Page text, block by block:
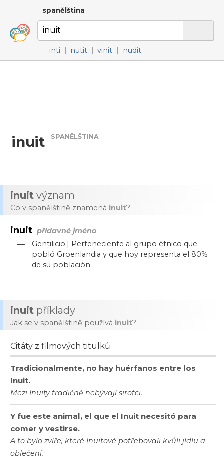
spanělština
inti | nutit | vinit | nudit
inuit SPANĚLŠTINA
inuit význam
Co v spanělštině znamená inuit?
inuit přídavné jméno
—
Gentilicio.| Perteneciente al grupo étnico que
pobló Groenlandia y que hoy representa el 80%
de su población.
inuit příklady
Jak se v spanělštině používá inuit?
Citáty z filmových titulků
Tradicionalmente, no hay huérfanos entre los
Inuit.
Mezi Inuity tradičně nebývají sirotci.
Y fue este animal, el que el Inuit necesitó para
comer y vestirse.
A to bylo zvíře, které Inuitové potřebovali kvůli jídlu a
oblečení.